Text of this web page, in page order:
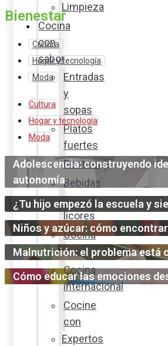
Limpieza
Cocina
con
sabor
Entradas
y
sopas
Platos
fuertes
Postres
Bebidas
y
licores
Cocina
ecuatoriana
Cocina
internacional
Cocine
con
Expertos
Bienestar
Cultura
Hogar y tecnología
Moda
Cultura
Hogar y tecnología
Moda
Adolescencia: construyendo
autonomía
¿Tu hijo empezó la escuela y
Niños y azúcar: cómo
Malnutrición: el problema está
Cómo educar las emociones